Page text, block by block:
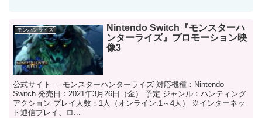
モンハンライズ
Nintendo Switch『モンスターハ
ンターライズ』プロモーション映
像3
公式サイト --- モンスターハンターライズ 対応機種：Nintendo
Switch 発売日：2021年3月26日（金） 予定 ジャンル：ハンティング
アクション プレイ人数：1人（オンライン:1～4人） ※インターネッ
ト通信プレイ、ロ...